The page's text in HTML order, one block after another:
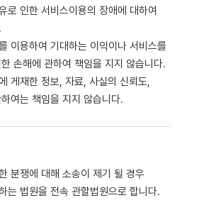
로 인한 서비스이용의 장애에 대하여
이용하여 기대하는 이익이나 서비스를
손해에 관하여 책임을 지지 않습니다.
게재한 정보, 자료, 사실의 신뢰도,
여는 책임을 지지 않습니다.
분쟁에 대해 소송이 제기 될 경우
는 법원을 전속 관할법원으로 합니다.